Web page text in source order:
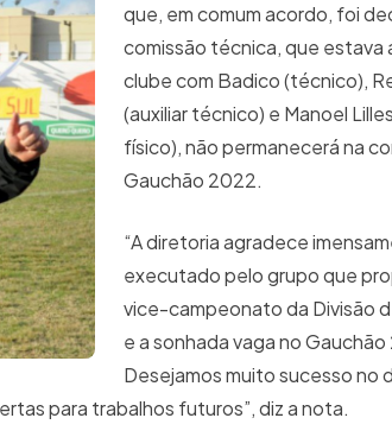
que, em comum acordo, foi
comissão técnica, que estava
clube com Badico (técnico),
(auxiliar técnico) e Manoel
físico), não permanecerá na
Gauchão 2022.
“A diretoria agradece
executado pelo grupo que
vice-campeonato da Divisão
e a sonhada vaga no
Desejamos muito sucesso no
para trabalhos futuros”, diz a nota.